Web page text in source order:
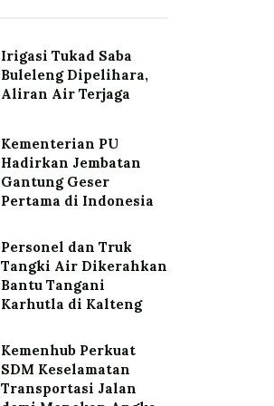
Irigasi Tukad Saba
Buleleng Dipelihara,
Aliran Air Terjaga
Kementerian PU
Hadirkan Jembatan
Gantung Geser
Pertama di Indonesia
Personel dan Truk
Tangki Air Dikerahkan
Bantu Tangani
Karhutla di Kalteng
Kemenhub Perkuat
SDM Keselamatan
Transportasi Jalan